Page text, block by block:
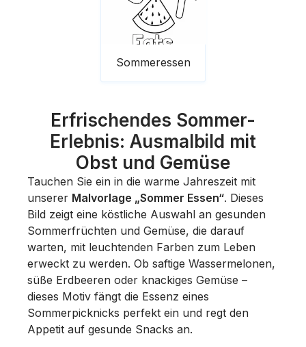
Sommeressen
Erfrischendes Sommer-
Erlebnis: Ausmalbild mit
Obst und Gemüse
Tauchen Sie ein in die warme Jahreszeit mit
unserer Malvorlage „Sommer Essen“. Dieses
Bild zeigt eine köstliche Auswahl an gesunden
Sommerfrüchten und Gemüse, die darauf
warten, mit leuchtenden Farben zum Leben
erweckt zu werden. Ob saftige Wassermelonen,
süße Erdbeeren oder knackiges Gemüse –
dieses Motiv fängt die Essenz eines
Sommerpicknicks perfekt ein und regt den
Appetit auf gesunde Snacks an.